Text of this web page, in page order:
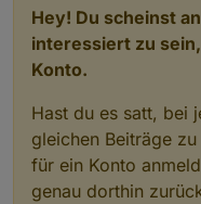
(standard_in) 12:
(standard_in)
Nicht alle Werte
Hey! Du scheinst
interessiert zu
Konto.
Hast du es satt, bei
gleichen Beiträge
für ein Konto
genau dorthin